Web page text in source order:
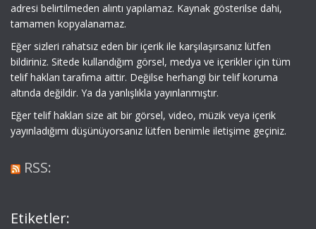
adresi belirtilmeden alıntı yapılamaz. Kaynak gösterilse dahi,
tamamen kopyalanamaz.
Eğer sizleri rahatsız eden bir içerik ile karşılaşırsanız lütfen
bildiriniz. Sitede kullandığım görsel, medya ve içerikler için tüm
telif hakları tarafıma aittir. Değilse herhangi bir telif koruma
altında değildir. Ya da yanlışlıkla yayınlanmıştır.
Eğer telif hakları size ait bir görsel, video, müzik veya içerik
yayınladığımı düşünüyorsanız lütfen benimle iletişime geçiniz.
RSS:
Etiketler: